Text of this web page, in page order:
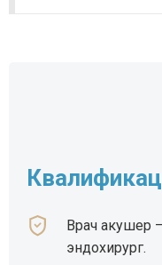
Врач акушер
эндохирург.